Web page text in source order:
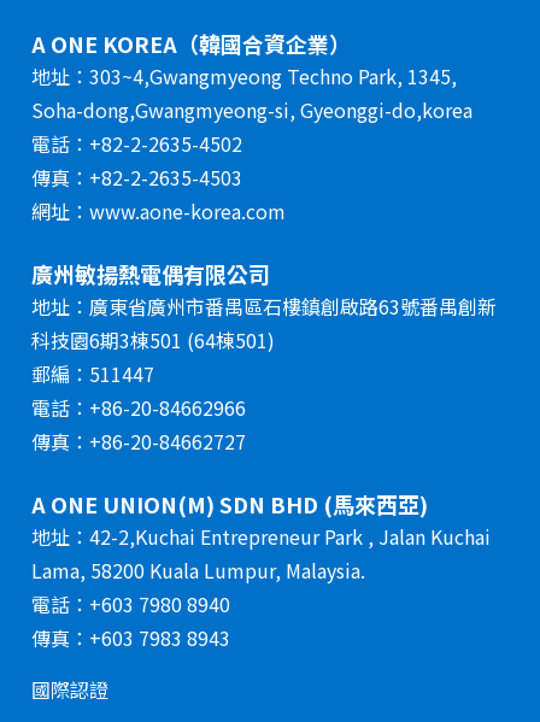
A ONE KOREA（韓國合資企業）
地址：303~4,Gwangmyeong Techno Park, 1345,
Soha-dong,Gwangmyeong-si, Gyeonggi-do,korea
電話：+82-2-2635-4502
傳真：+82-2-2635-4503
網址：www.aone-korea.com
廣州敏揚熱電偶有限公司
地址：廣東省廣州市番禺區石樓鎮創啟路63號番禺創新
科技園6期3棟501 (64棟501)
郵編：511447
電話：+86-20-84662966
傳真：+86-20-84662727
A ONE UNION(M) SDN BHD (馬來西亞)
地址：42-2,Kuchai Entrepreneur Park , Jalan Kuchai
Lama, 58200 Kuala Lumpur, Malaysia.
電話：+603 7980 8940
傳真：+603 7983 8943
國際認證